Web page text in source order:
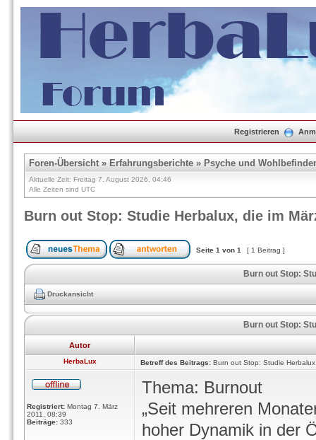
Registrieren
Foren-Übersicht» Erfahrungsberichte » Psyche und
Aktuelle Zeit: Freitag 7. August 2026, 04:46
Alle Zeiten sind UTC
Burn out Stop: Studie Herbalux, die im
Seite 1 von 1 [ 1 Beitrag ]
Burn out Stop:
Druckansicht
Burn out Stop:
Autor
HerbaLux Betreff des Beitrags: Burn out Stop: Studie
Registriert: Montag 7. März
2011, 08:39
Beiträge: 333
Thema: Burnout
„Seit mehreren
hoher Dynamik in der